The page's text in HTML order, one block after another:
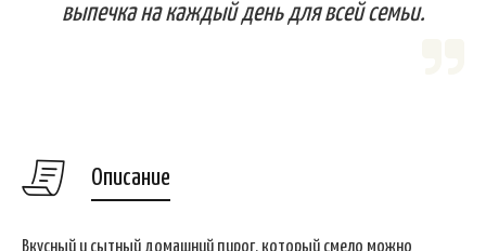
выпечка на каждый день для всей семьи.
Описание